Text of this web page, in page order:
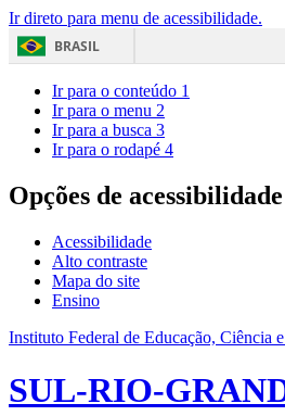
Ir direto para menu de acessibilidade.
BRASIL
Ir para o conteúdo 1
Ir para o menu 2
Ir para a busca 3
Ir para o rodapé 4
Opções de acessibilidade
Acessibilidade
Alto contraste
Mapa do site
Ensino
Instituto Federal de Educação, Ciência
SUL-RIO-